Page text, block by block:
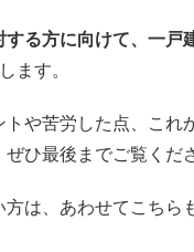
る方に向けて、一戸
します。
や苦労した点、これ
ひ最後までご覧くだ
は、あわせてこちら